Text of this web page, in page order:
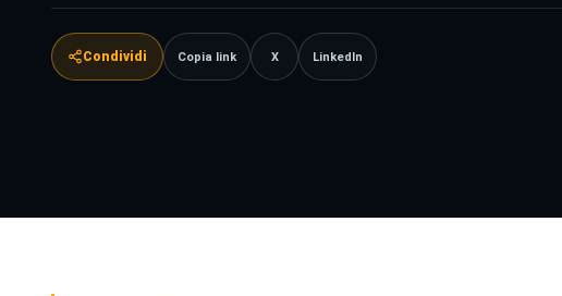
Condividi Copia link X LinkedIn